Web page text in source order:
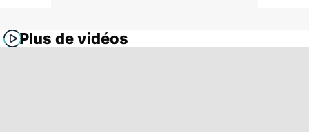
Plus de vidéos